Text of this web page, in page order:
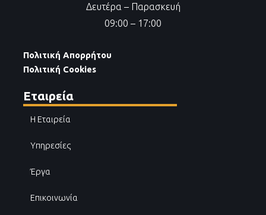
Δευτέρα – Παρασκευή
09:00 – 17:00
Πολιτική Απορρήτου
Πολιτική Cookies
Εταιρεία
Η Εταιρεία
Υπηρεσίες
Έργα
Επικοινωνία